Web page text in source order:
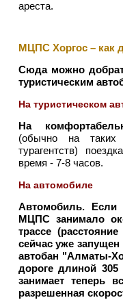
ареста.
МЦПС Хоргос – как
Сюда можно
туристическим
На туристическом
На
(обычно на таких
турагентств)
время - 7-8 часов.
На автомобиле
Автомобиль.
МЦПС занимало
трассе
сейчас уже
автобан "Алматы-
дороге длиной
занимает теперь
разрешенная